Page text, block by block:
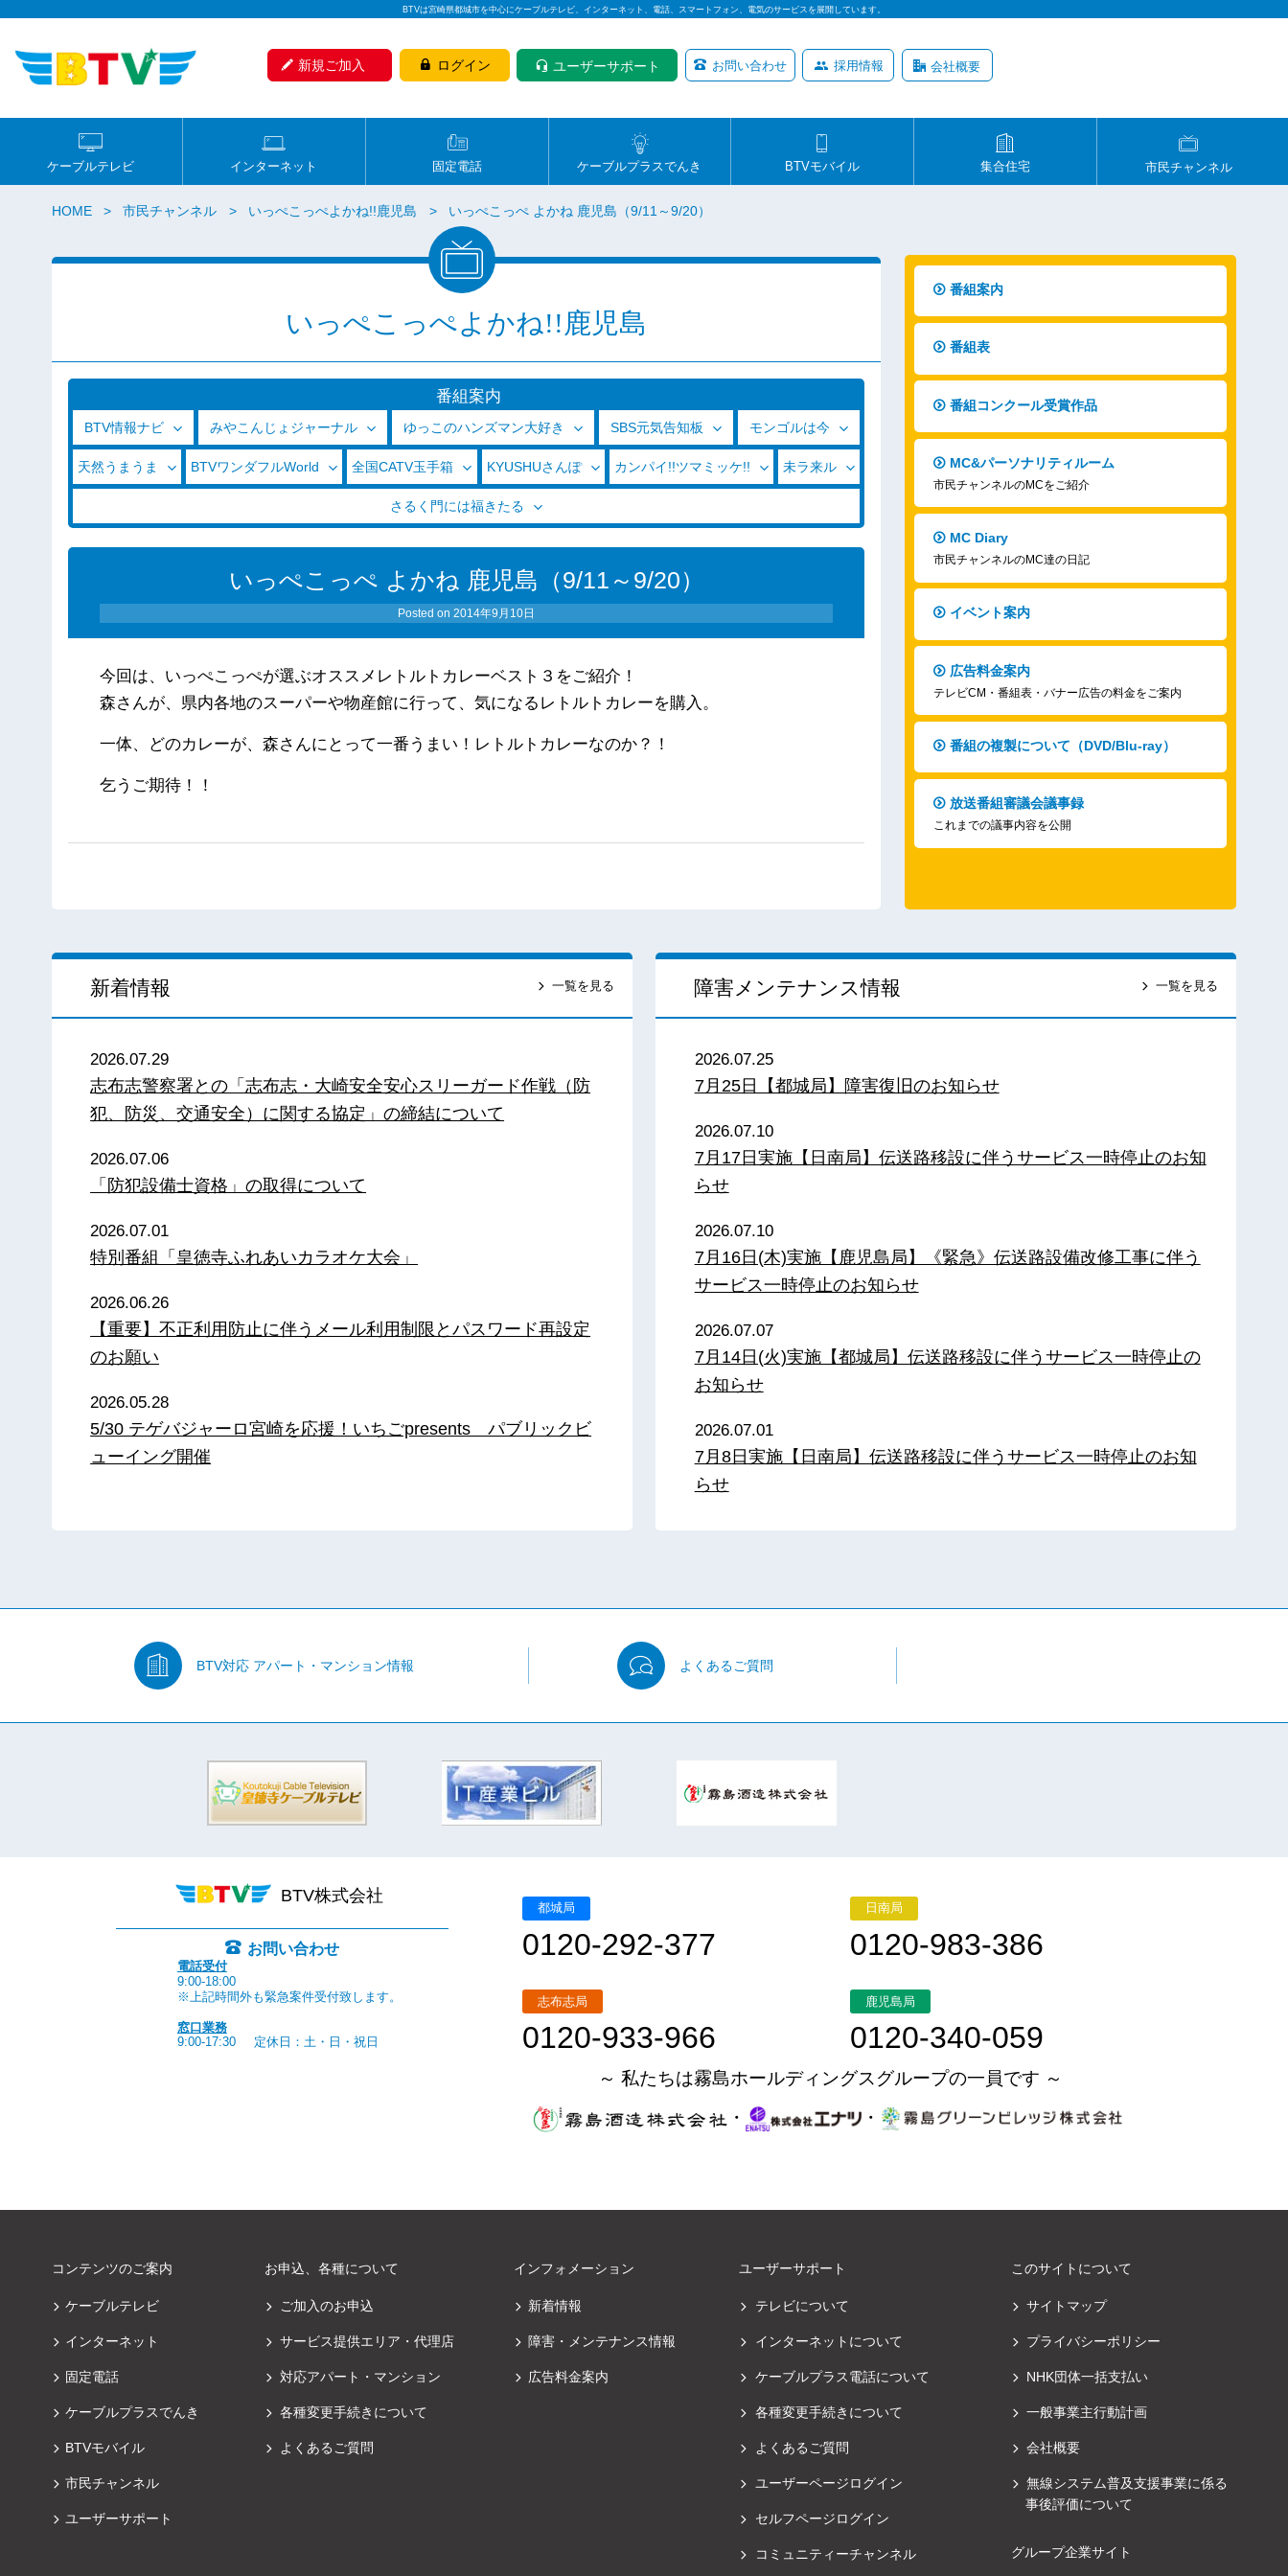
BTVは宮崎県都城市を中心にケーブルテレビ、インターネット、電話、スマートフォン、電気のサービスを展開しています。
新規ご加入 ログイン ユーザーサポート お問い合わせ 採用情報 会社概要
ケーブルテレビ インターネット 固定電話 ケーブルプラスでんき BTVモバイル 集合住宅 市民チャンネル
HOME 市民チャンネル いっぺこっぺよかね!!鹿児島 いっぺこっぺ よかね 鹿児島（9/11～9/20）
いっぺこっぺよかね!!鹿児島
番組案内
BTV情報ナビ みやこんじょジャーナル ゆっこのハンズマン大好き SBS元気告知板 モンゴルは今
天然うまうま BTVワンダフルWorld 全国CATV玉手箱 KYUSHUさんぽ カンパイ!!ツマミッケ!! 未ラ来ル
さるく門には福きたる
いっぺこっぺ よかね 鹿児島（9/11～9/20）
Posted on2014年9月10日
今回は、いっぺこっぺが選ぶオススメレトルトカレーベスト３をご紹介！
森さんが、県内各地のスーパーや物産館に行って、気になるレトルトカレーを購入。
一体、どのカレーが、森さんにとって一番うまい！レトルトカレーなのか？！
乞うご期待！！
番組案内
番組表
番組コンクール受賞作品
MC&パーソナリティルーム
市民チャンネルのMCをご紹介
MC Diary
市民チャンネルのMC達の日記
イベント案内
広告料金案内
テレビCM・番組表・バナー広告の料金をご案内
番組の複製について（DVD/Blu-ray）
放送番組審議会議事録
これまでの議事内容を公開
新着情報 一覧を見る
2026.07.29
志布志警察署との「志布志・大崎安全安心スリーガード作戦（防
犯、防災、交通安全）に関する協定」の締結について
2026.07.06
「防犯設備士資格」の取得について
2026.07.01
特別番組「皇徳寺ふれあいカラオケ大会」
2026.06.26
【重要】不正利用防止に伴うメール利用制限とパスワード再設定
のお願い
2026.05.28
5/30 テゲバジャーロ宮崎を応援！いちごpresents パブリックビ
ューイング開催
障害メンテナンス情報 一覧を見る
2026.07.25
7月25日【都城局】障害復旧のお知らせ
2026.07.10
7月17日実施【日南局】伝送路移設に伴うサービス一時停止のお知
らせ
2026.07.10
7月16日(木)実施【鹿児島局】《緊急》伝送路設備改修工事に伴う
サービス一時停止のお知らせ
2026.07.07
7月14日(火)実施【都城局】伝送路移設に伴うサービス一時停止の
お知らせ
2026.07.01
7月8日実施【日南局】伝送路移設に伴うサービス一時停止のお知
らせ
BTV対応 アパート・マンション情報 よくあるご質問
BTV株式会社
お問い合わせ
電話受付
9:00-18:00
※上記時間外も緊急案件受付致します。
窓口業務
9:00-17:30
定休日：土・日・祝日
都城局
0120-292-377
日南局
0120-983-386
志布志局
0120-933-966
鹿児島局
0120-340-059
～ 私たちは霧島ホールディングスグループの一員です ～
・
・
コンテンツのご案内
ケーブルテレビ
インターネット
固定電話
ケーブルプラスでんき
BTVモバイル
市民チャンネル
ユーザーサポート
お申込、各種について
ご加入のお申込
サービス提供エリア・代理店
対応アパート・マンション
各種変更手続きについて
よくあるご質問
インフォメーション
新着情報
障害・メンテナンス情報
広告料金案内
ユーザーサポート
テレビについて
インターネットについて
ケーブルプラス電話について
各種変更手続きについて
よくあるご質問
ユーザーページログイン
セルフページログイン
コミュニティーチャンネル
このサイトについて
サイトマップ
プライバシーポリシー
NHK団体一括支払い
一般事業主行動計画
会社概要
無線システム普及支援事業に係る
事後評価について
グループ企業サイト